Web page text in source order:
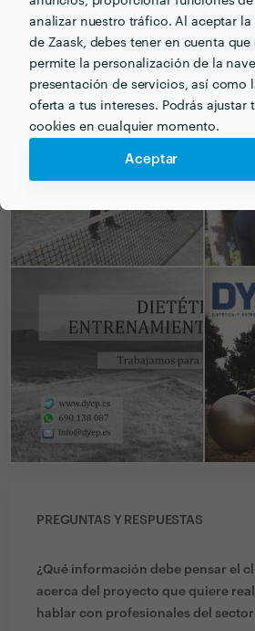
analizar nuestro tráfico. Al aceptar
de Zaask, debes tener en cuenta
permite la personalización de la
presentación de servicios, así como
oferta a tus intereses. Podrás ajustar
cookies en cualquier momento.
Aceptar
PORTFOLIO
PREGUNTAS Y RESPUESTAS
¿Qué información debe pensar el
acerca del proyecto que quiere
hablar con profesionales del